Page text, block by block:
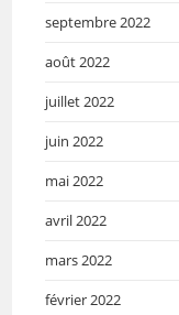
septembre 2022
août 2022
juillet 2022
juin 2022
mai 2022
avril 2022
mars 2022
février 2022